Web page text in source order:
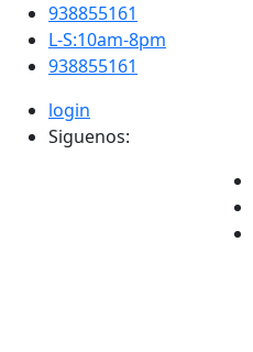
938855161
L-S:10am-8pm
938855161
login
Siguenos: